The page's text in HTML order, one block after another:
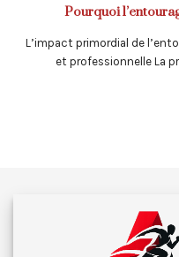
Pourquoi
L’impact primordial de
et professionnelle La